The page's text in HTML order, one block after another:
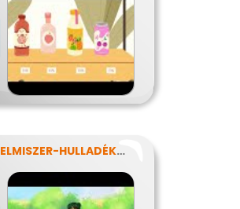
ÉLELMISZER-HULLADÉKOK